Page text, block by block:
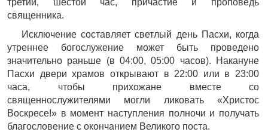
третий, шестой час, причастие и проповедь
священника.
Исключение составляет светлый день Пасхи, когда
утреннее богослужение может быть проведено
значительно раньше (в 04:00, 05:00 часов). Накануне
Пасхи двери храмов открывают в 22:00 или в 23:00
часа, чтобы прихожане вместе со
священнослужителями могли ликовать «Христос
Воскресе!» в момент наступления полночи и получать
благословение с окончанием Великого поста.